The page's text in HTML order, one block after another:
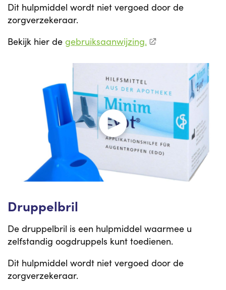
Dit hulpmiddel wordt niet vergoed door de
zorgverzekeraar.
Bekijk hier de gebruiksaanwijzing.
Druppelbril
De druppelbril is een hulpmiddel waarmee u
zelfstandig oogdruppels kunt toedienen.
Dit hulpmiddel wordt niet vergoed door de
zorgverzekeraar.